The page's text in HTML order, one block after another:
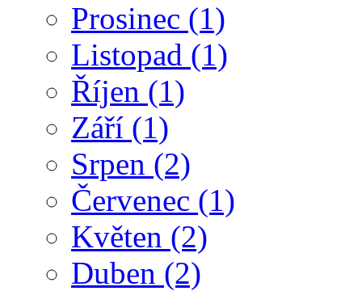
Prosinec (1)
Listopad (1)
Říjen (1)
Září (1)
Srpen (2)
Červenec (1)
Květen (2)
Duben (2)